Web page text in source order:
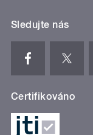
Sledujte nás
Certifikováno